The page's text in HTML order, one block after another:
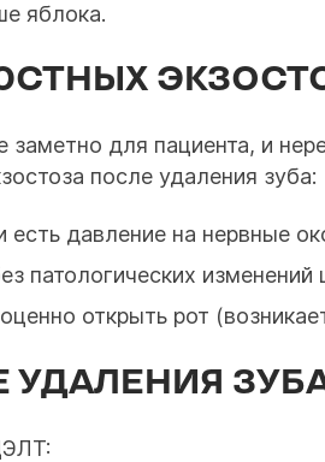
яблока.
для пациента, и
после удаления зуба:
давление на нервные
патологических изменений
открыть рот